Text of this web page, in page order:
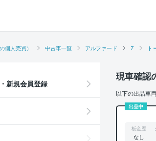
個人売買） 中古車一覧 アルファード Z ト
現車確認
以下の出品車
出品中
板金歴
なし
新規会員登録